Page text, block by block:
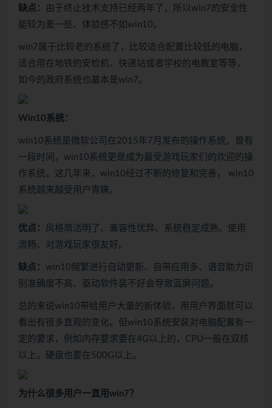
缺点：
由于终止技术支持已经两年了，所以win7的安全性
能较为差一些、体验感不如win10。
win7属于比较老的系统了，比较适合配置比较低的电脑，
适合用在地铁的安检机、快递站或者学校的电教室等等，
如今的政府系统也基本是win7。
Win10 系统：
win10系统是微软公司在2015年7月发布的操作系统，曾有
一段时间，win10系统更是成为最受游戏玩家们的欢迎的操
作系统。这几年来，win10经过不断的修复和完善， win10
系统越来越受用户青睐。
优点：
风格简洁明了、兼容性优异、系统稳定成熟、使用
流畅、对游戏玩家很友好。
缺点： win10频繁进行自动更新、自带应用多、语音助力识
别准确度不高、驱动软件装不好会导致蓝屏问题。
总的来说win10带给用户大量的新体验，用用户界面就可以
看出有很多直观的变化。但win10系统安装对电脑配置有一
定的要求，例如内存要求要在4G以上的，CPU一般在双核
以上，硬盘也要在500G以上。
为什么很多用户一直用 win7 ？